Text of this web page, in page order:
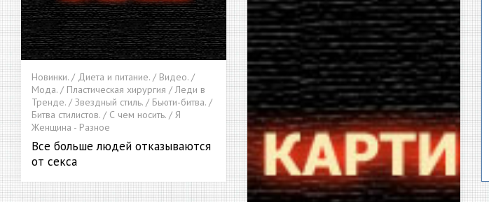
Новинки. / Диета и питание. / Видео. /
Мода. / Пластическая хирургия / Леди в
Тренде. / Звездный стиль. / Бьюти-битва. /
Битва стилистов. / С чем носить. / Я
Женщина - Разное
Все больше людей отказываются
от секса